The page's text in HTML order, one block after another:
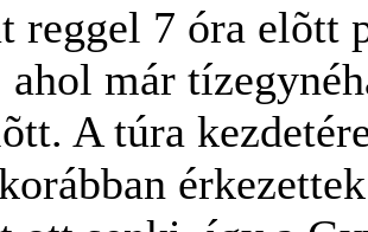
reggel 7 óra elõtt
ahol már
A túra